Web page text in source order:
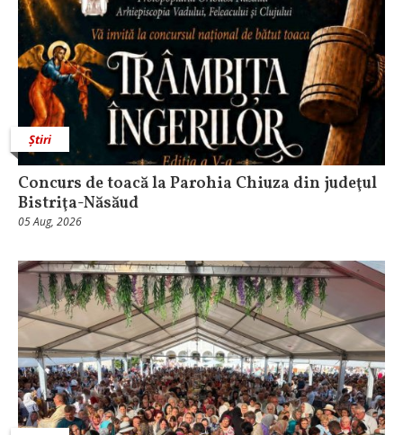
Știri
​Concurs de toacă la Parohia Chiuza din judeţul
Bistriţa-Năsăud
05 Aug, 2026